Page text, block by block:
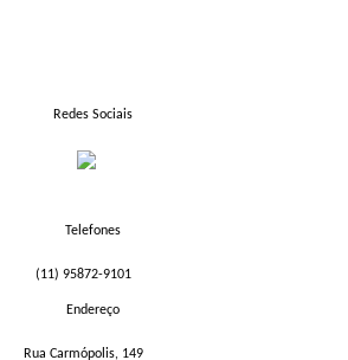
(11) 95872-9101
Rua Carmópolis, 149